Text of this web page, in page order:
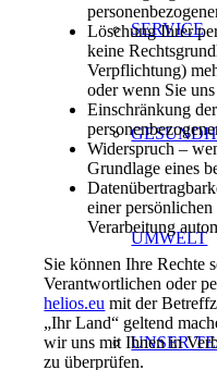
SERVICE
UMWELT
UNSER
Löschung Ihrer
keine
Verpflichtung)
oder wenn Sie
Einschränkung
Widerspruch –
Grundlage eines
einer
Verarbeitung
Sie können Ihre Rechte
Verantwortlichen oder
helios.eu mit der
„Ihr Land“ geltend
wir uns mit Ihnen in
zu überprüfen.